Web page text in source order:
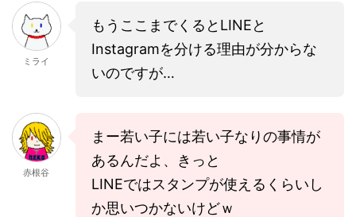
ミライ
もうここまでくるとLINEと
Instagramを分ける理由が分からな
いのですが…
赤根谷
まー若い子には若い子なりの事情が
あるんだよ、きっと
LINEではスタンプが使えるくらいし
か思いつかないけどｗ